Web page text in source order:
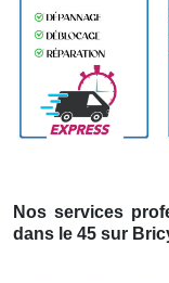
Nos services
dans le 45 sur